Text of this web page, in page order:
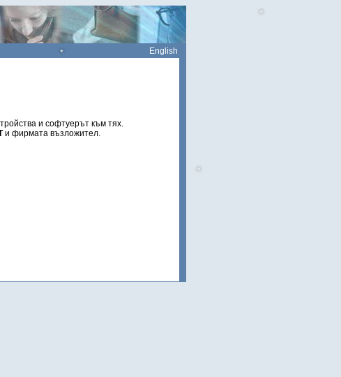
English
и софтуерът към тях.
и фирмата възложител.